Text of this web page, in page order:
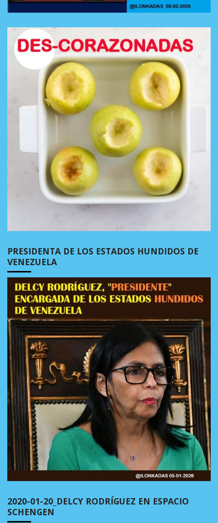
PRESIDENTA DE LOS ESTADOS HUNDIDOS DE
VENEZUELA
2020-01-20_DELCY RODRÍGUEZ EN ESPACIO
SCHENGEN